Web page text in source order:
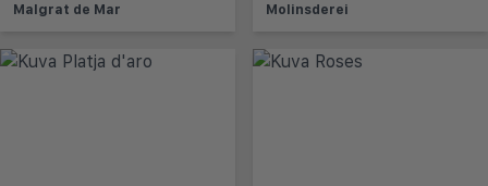
Malgrat de Mar Molinsderei